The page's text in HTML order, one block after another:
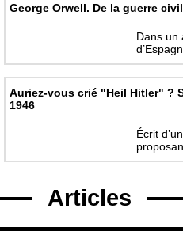
George Orwell. De la guerre
Dans un
Auriez-vous crié "Heil Hitler" ?
1946
Écrit
Articles